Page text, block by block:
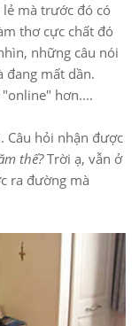
mà trước đó có
thơ cực chất đó
những câu nói
đang mất dần.
hơn....
Câu hỏi nhận được
thế?Trời ạ, vẫn ở
ra đường mà